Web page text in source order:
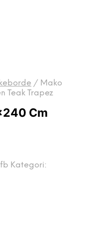
/ Mako
Teak Trapez
Cm
Kategori: